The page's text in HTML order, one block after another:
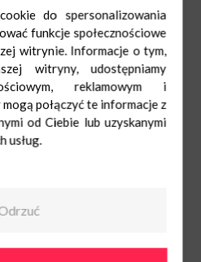
do spersonalizowania
funkcje społecznościowe
witrynie. Informacje o tym,
witryny, udostępniamy
reklamowym i
połączyć te informacje z
od Ciebie lub uzyskanymi
usług.